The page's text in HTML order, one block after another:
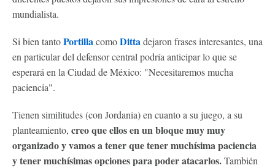
mundialista.
Si bien tantoPortillacomoDittadejaron frases interesantes, una
en particular del defensor central podría anticipar lo que se
esperará en la Ciudad de México: "Necesitaremos mucha
paciencia".
Tienen similitudes (con Jordania) en cuanto a su juego, a su
planteamiento, creo que ellos en un bloque muy muy
organizado y vamos a tener que tener muchísima paciencia
y tener muchísimas opciones para poder atacarlos.También